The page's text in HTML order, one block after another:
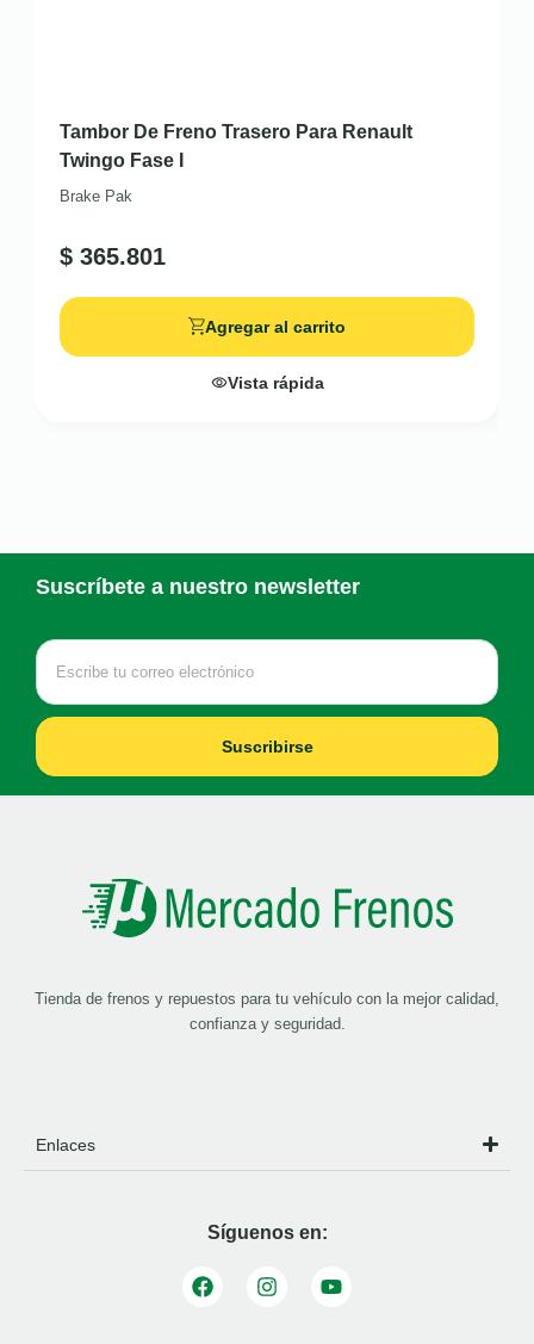
Tambor De Freno Trasero Para Renault
Twingo Fase I
Brake Pak
$ 365.801
Agregar al carrito
Vista rápida
Suscríbete a nuestro newsletter
Suscribirse
Tienda de frenos y repuestos para tu vehículo con la mejor calidad,
confianza y seguridad.
Enlaces
Síguenos en: